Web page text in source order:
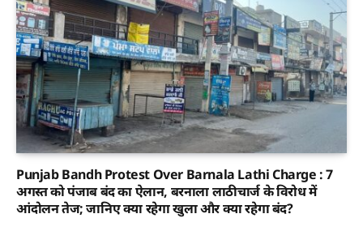
Punjab Bandh Protest Over Barnala Lathi Charge : 7
अगस्त को पंजाब बंद का ऐलान, बरनाला लाठीचार्ज के विरोध में
आंदोलन तेज; जानिए क्या रहेगा खुला और क्या रहेगा बंद?